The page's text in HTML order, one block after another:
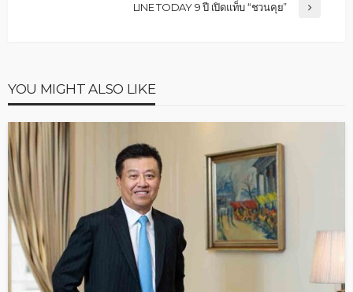
LINE TODAY 9 ปี เปิดแท็บ “ชวนคุย”
YOU MIGHT ALSO LIKE